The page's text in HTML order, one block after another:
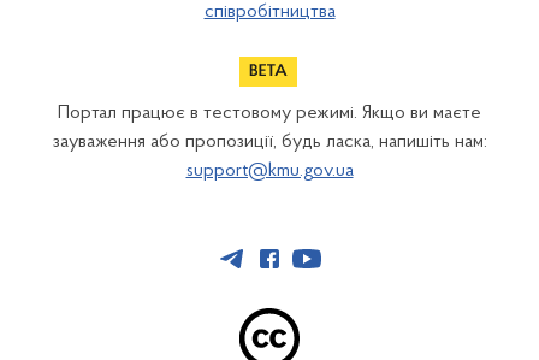
співробітництва
Портал працює в тестовому режимі. Якщо ви маєте
зауваження або пропозиції, будь ласка, напишіть нам:
support@kmu.gov.ua